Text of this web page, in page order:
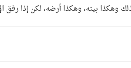
وهكذا بيته، وهكذا أرضه، لكن إذا